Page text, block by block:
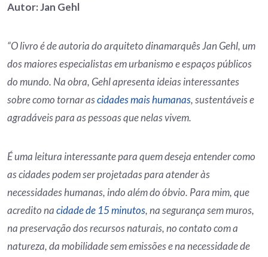
Autor: Jan Gehl
“O livro é de autoria do arquiteto dinamarquês Jan Gehl, um
dos maiores especialistas em urbanismo e espaços públicos
do mundo. Na obra, Gehl apresenta ideias interessantes
sobre como tornar ascidades mais humanas, sustentáveis e
agradáveis para as pessoas que nelas vivem.
É uma leitura interessante para quem deseja entender como
as cidades podem ser projetadas para atender às
necessidades humanas, indo além do óbvio. Para mim, que
acredito nacidade de 15 minutos, na segurança sem muros,
na preservação dos recursos naturais, no contato com a
natureza, da mobilidade sem emissões e na necessidade de